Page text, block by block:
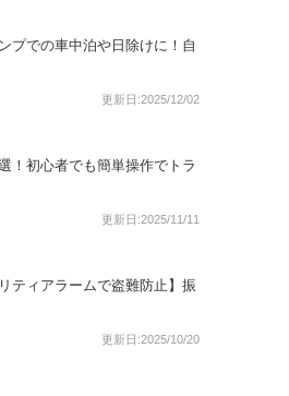
プでの車中泊や日除けに！自
更新日:2025/12/02
！初心者でも簡単操作でトラ
更新日:2025/11/11
ティアラームで盗難防止】振
更新日:2025/10/20